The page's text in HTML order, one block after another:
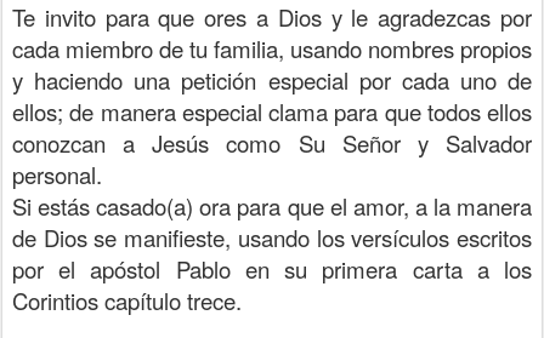
Te invito para que ores a Dios y le agradezcas por
cada miembro de tu familia, usando nombres propios
y haciendo una petición especial por cada uno de
ellos; de manera especial clama para que todos ellos
conozcan a Jesús como Su Señor y Salvador
personal.
Si estás casado(a) ora para que el amor, a la manera
de Dios se manifieste, usando los versículos escritos
por el apóstol Pablo en su primera carta a los
Corintios capítulo trece.